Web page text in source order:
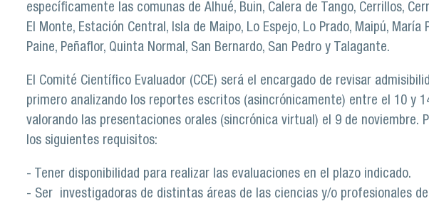
específicamente las comunas de Alhué, Buin, Calera de Tango, Cerrillos,
El Monte, Estación Central, Isla de Maipo, Lo Espejo, Lo Prado, Maipú, María
Paine, Peñaflor, Quinta Normal, San Bernardo, San Pedro y Talagante.
El Comité Científico Evaluador (CCE) será el encargado de revisar
primero analizando los reportes escritos (asincrónicamente) entre el 10 y
valorando las presentaciones orales (sincrónica virtual) el 9 de noviembre.
los siguientes requisitos:
- Tener disponibilidad para realizar las evaluaciones en el plazo indicado.
- Ser investigadoras de distintas áreas de las ciencias y/o profesionales